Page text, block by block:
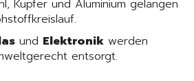
Kupfer und Aluminium gelangen
und Elektronik werden
entsorgt.